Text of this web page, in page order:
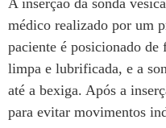
médico realizado por um
paciente é posicionado de
limpa e lubrificada, e a
até a bexiga. Após a
para evitar movimentos